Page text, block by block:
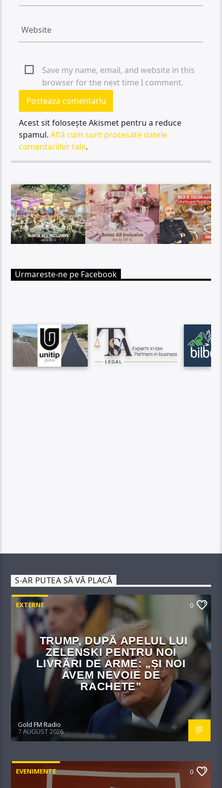
Save my name, email, and website in this
browser for the next time I comment.
Acest sit folosește Akismet pentru a reduce
spamul.Află cum sunt procesate datele
comentariilor tale.
Urmareste-ne pe Facebook
S-AR PUTEA SĂ VĂ PLACĂ
EXTERNE 0
TRUMP, DUPĂ APELUL LUI
ZELENSKI PENTRU NOI
LIVRĂRI DE ARME: „ȘI NOI
AVEM NEVOIE DE
RACHETE”
Gold FM Radio
7 AUGUST 2026
EVENIMENTE 0